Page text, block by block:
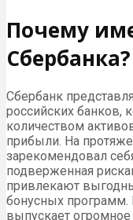
Почему
Сбербанка?
Сбербанк
российских банков,
количеством
прибыли. На
зарекомендовал
подверженная
привлекают
бонусных программ.
выпускает огромное